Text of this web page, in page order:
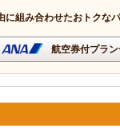
に組み合わせたおトクな
航空券付プラ